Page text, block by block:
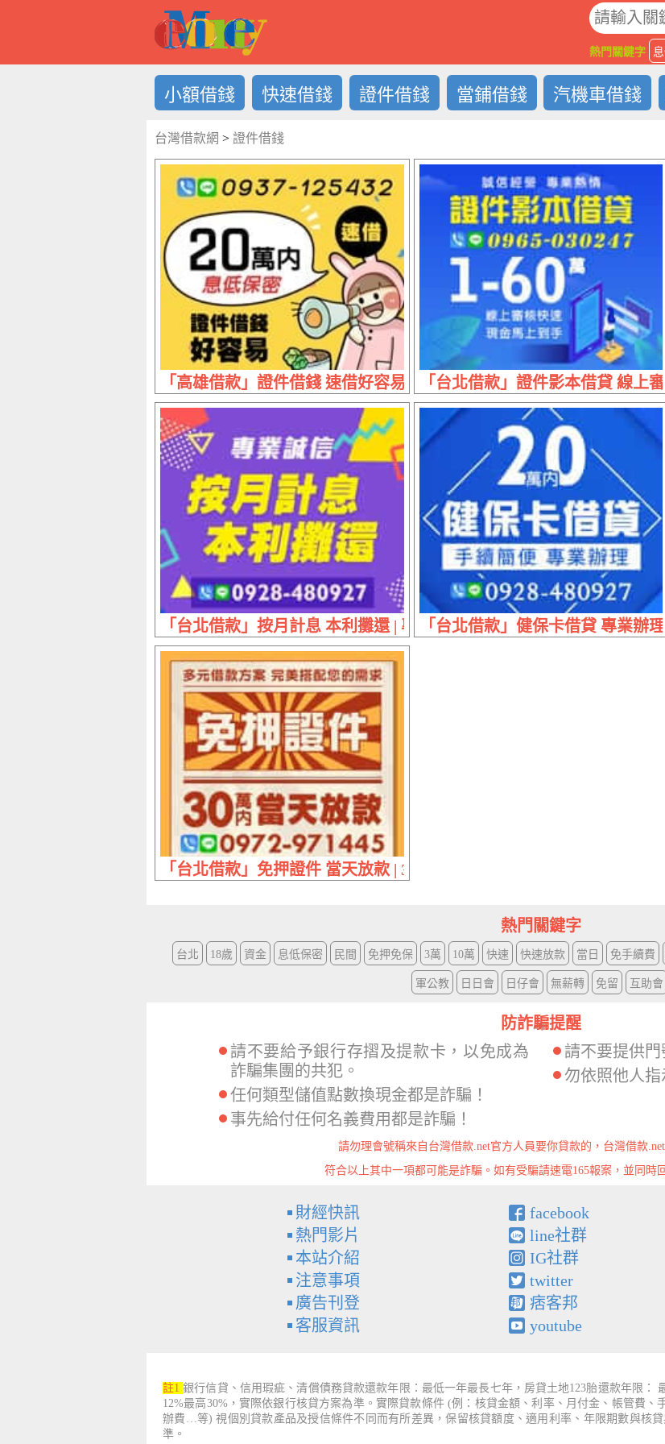
熱門關鍵字
小額借錢 快速借錢 證件借錢 當鋪借錢 汽機車借錢
台灣借款網 > 證件借錢
「高雄借款」證件借錢 速借好容易 | 20萬內 息低保密「台北借款」證件影本借貸 線上
「台北借款」按月計息 本利攤還 | 專業誠信「台北借款」健保卡借貸 專業辦
「台北借款」免押證件 當天放款 | 30萬內 多元借款方案完美搭配您的需
熱門關鍵字
台北 18歲 資金 息低保密 民間 免押免保 3萬 10萬 快速 快速放款 當日 免手續費
軍公教 日日會 日仔會 無薪轉 免留 互助會
防詐騙提醒
請不要給予銀行存摺及提款卡，以免成為
詐騙集團的共犯。
任何類型儲值點數換現金都是詐騙！
事先給付任何名義費用都是詐騙！
請不要提供門
勿依照他人指
請勿理會號稱來自台灣借款.net官方人員要你貸款的，台灣借款
符合以上其中一項都可能是詐騙。如有受騙請速電165報案，並同時
財經快訊
熱門影片
本站介紹
注意事項
廣告刊登
客服資訊
facebook
line社群
IG社群
twitter
痞客邦
youtube
註1 銀行信貸、信用瑕疵、清償債務貸款還款年限：最低一年最長七年，房貸土地123胎還款年限：
12%最高30%，實際依銀行核貸方案為準。實際貸款條件 (例：核貸金額、利率、月付金、帳管費
辦費…等) 視個別貸款產品及授信條件不同而有所差異，保留核貸額度、適用利率、年限期數與核
準。